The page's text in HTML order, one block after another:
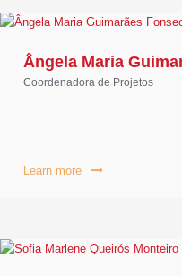
Ângela Maria
Coordenadora de Projetos
Learn more